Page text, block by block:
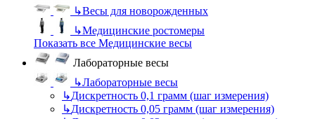
↳Весы для новорожденных
↳Медицинские ростомеры
Показать все Медицинские весы
Лабораторные весы
↳Лабораторные весы
↳Дискретность 0,1 грамм (шаг измерения)
↳Дискретность 0,05 грамм (шаг измерения)